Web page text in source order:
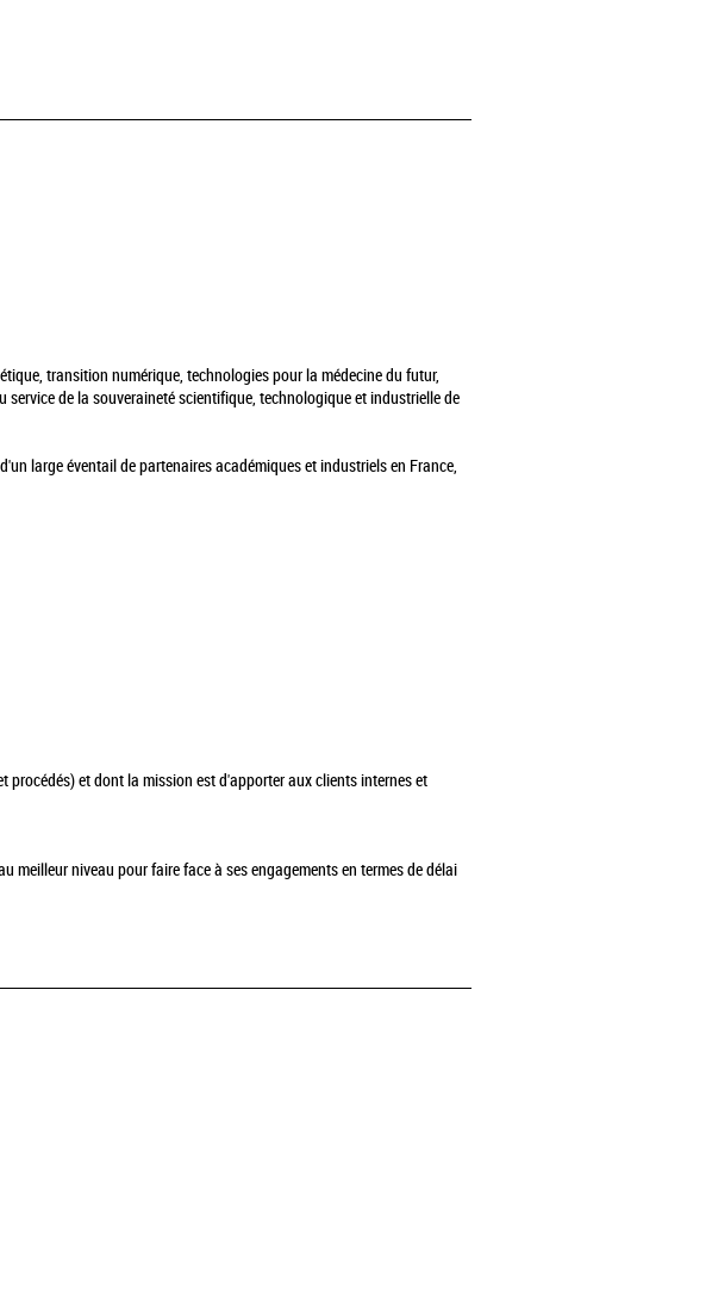
transition numérique, technologies pour la médecine du futur,
service de la souveraineté scientifique, technologique et industrielle de
large éventail de partenaires académiques et industriels en France,
procédés) et dont la mission est d'apporter aux clients internes et
meilleur niveau pour faire face à ses engagements en termes de délai